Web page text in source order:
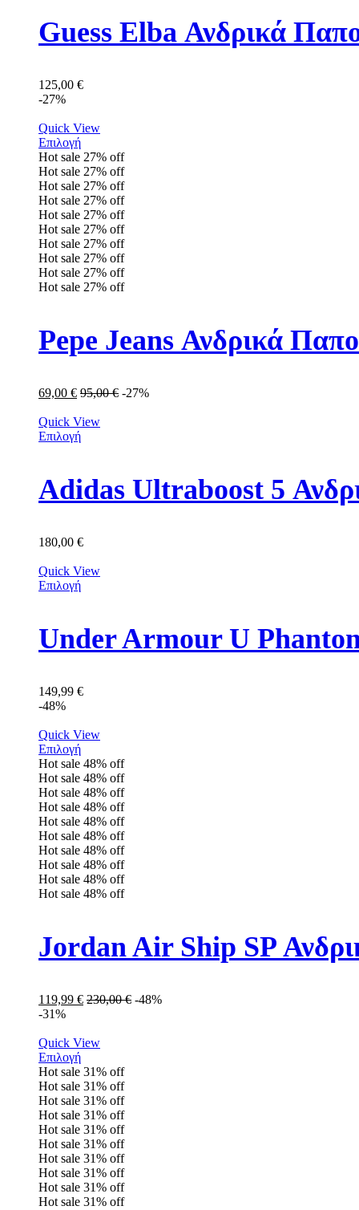
Guess Elba Ανδρικά
125,00 €
-27%
Quick View
Επιλογή
Hot sale 27% off
Hot sale 27% off
Hot sale 27% off
Hot sale 27% off
Hot sale 27% off
Hot sale 27% off
Hot sale 27% off
Hot sale 27% off
Hot sale 27% off
Hot sale 27% off
Pepe Jeans Ανδρικά
69,00 € 95,00€ -27%
Quick View
Επιλογή
Adidas Ultraboost 5
180,00 €
Quick View
Επιλογή
149,99 €
-48%
Quick View
Επιλογή
Hot sale 48% off
Hot sale 48% off
Hot sale 48% off
Hot sale 48% off
Hot sale 48% off
Hot sale 48% off
Hot sale 48% off
Hot sale 48% off
Hot sale 48% off
Hot sale 48% off
Jordan Air Ship SP
119,99 € 230,00€ -48%
-31%
Quick View
Επιλογή
Hot sale 31% off
Hot sale 31% off
Hot sale 31% off
Hot sale 31% off
Hot sale 31% off
Hot sale 31% off
Hot sale 31% off
Hot sale 31% off
Hot sale 31% off
Hot sale 31% off